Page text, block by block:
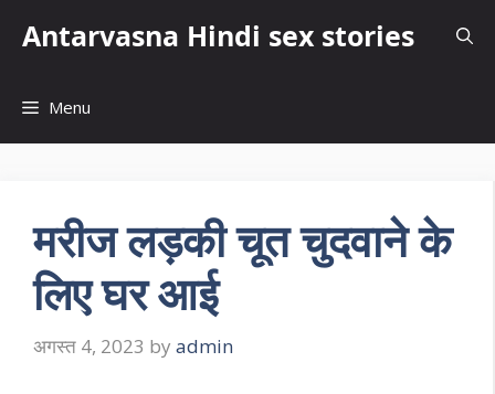
Antarvasna Hindi sex stories
Menu
मरीज लड़की चूत चुदवाने के
लिए घर आई
अगस्त 4, 2023 by admin